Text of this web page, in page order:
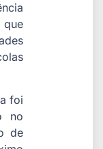
que
foi
no
de